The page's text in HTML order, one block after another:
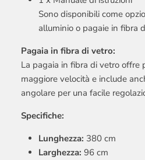
Sono disponibili come
alluminio o pagaie in fibra
Pagaia in fibra di vetro:
La pagaia in fibra di vetro offre
maggiore velocità e include
angolare per una facile
Specifiche:
Lunghezza: 380 cm
Larghezza: 96 cm